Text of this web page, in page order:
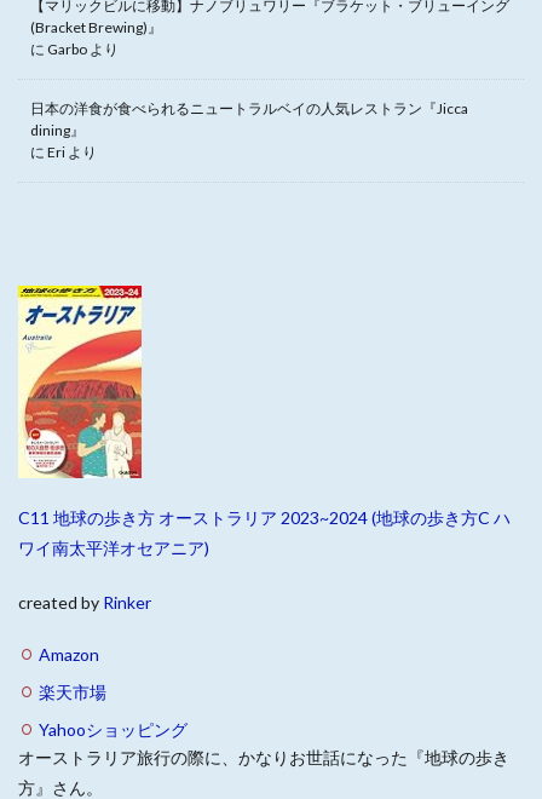
【マリックビルに移動】ナノブリュワリー『ブラケット・ブリューイング
(Bracket Brewing)』
に Garbo より
日本の洋食が食べられるニュートラルベイの人気レストラン『Jicca
dining』
に Eri より
C11 地球の歩き方 オーストラリア 2023~2024 (地球の歩き方C ハ
ワイ南太平洋オセアニア)
created by Rinker
Amazon
楽天市場
Yahooショッピング
オーストラリア旅行の際に、かなりお世話になった『地球の歩き
方』さん。